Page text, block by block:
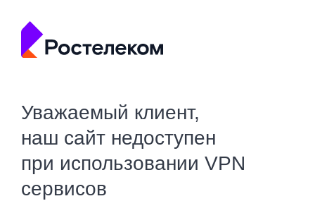
Уважаемый клиент,
наш сайт недоступен
при использовании VPN
сервисов